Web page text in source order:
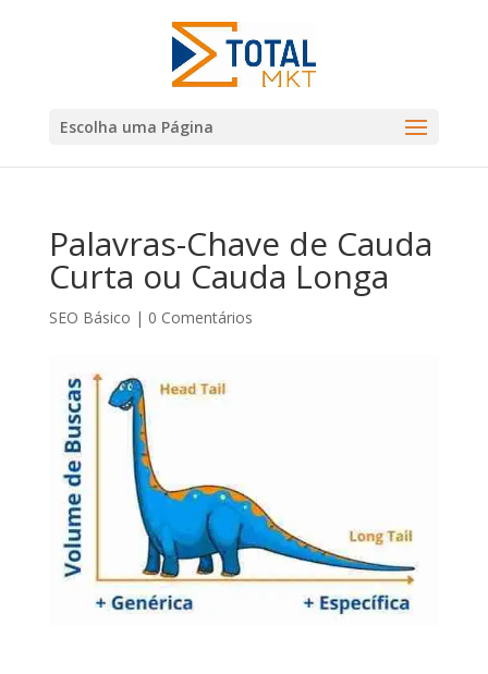
Escolha uma Página
Palavras-Chave de Cauda
Curta ou Cauda Longa
SEO Básico | 0 Comentários